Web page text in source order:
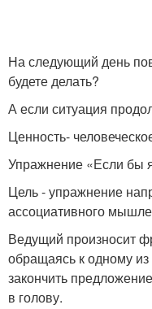
На следующий день
будете делать?
А если ситуация
Ценность-
Упражнение «Если бы
Цель - упражнение
ассоциативного
Ведущий произносит
обращаясь к одному из
закончить
в голову.